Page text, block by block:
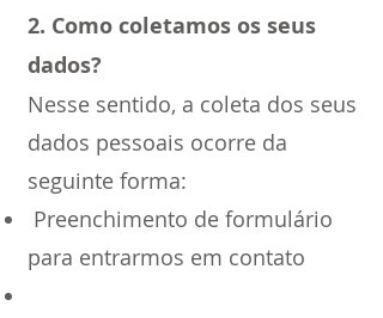
2. Como coletamos os seus
dados?
Nesse sentido, a coleta dos seus
dados pessoais ocorre da
seguinte forma:
Preenchimento de formulário
para entrarmos em contato